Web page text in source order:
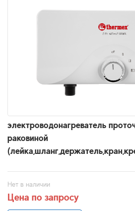
электроводонагреватель
раковиной
Нет в наличии
Цена по запросу